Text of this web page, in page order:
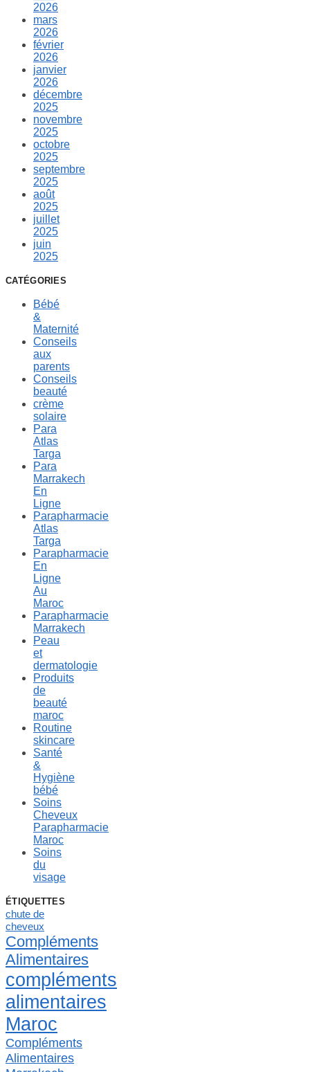
2026
mars
2026
février
2026
janvier
2026
décembre
2025
novembre
2025
octobre
2025
septembre
2025
août
2025
juillet
2025
juin
2025
CATÉGORIES
Bébé
&
Maternité
Conseils
aux
parents
Conseils
beauté
crème
solaire
Para
Atlas
Targa
Para
Marrakech
En
Ligne
Parapharmacie
Atlas
Targa
Parapharmacie
En
Ligne
Au
Maroc
Parapharmacie
Marrakech
Peau
et
dermatologie
Produits
de
beauté
maroc
Routine
skincare
Santé
&
Hygiène
bébé
Soins
Cheveux
Parapharmacie
Maroc
Soins
du
visage
ÉTIQUETTES
chute de
cheveux
Compléments
Alimentaires
compléments
alimentaires
Maroc
Compléments
Alimentaires